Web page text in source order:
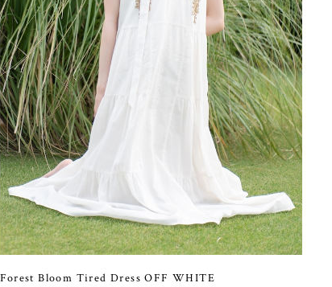
Forest Bloom Tired Dress OFF WHITE